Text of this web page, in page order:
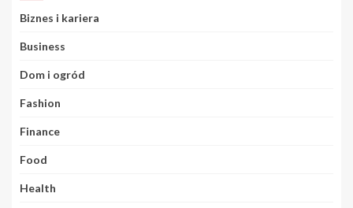
Biznes i kariera
Business
Dom i ogród
Fashion
Finance
Food
Health